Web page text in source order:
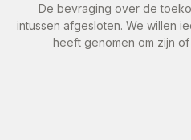
De bevraging over de
intussen afgesloten. We willen
heeft genomen om zijn